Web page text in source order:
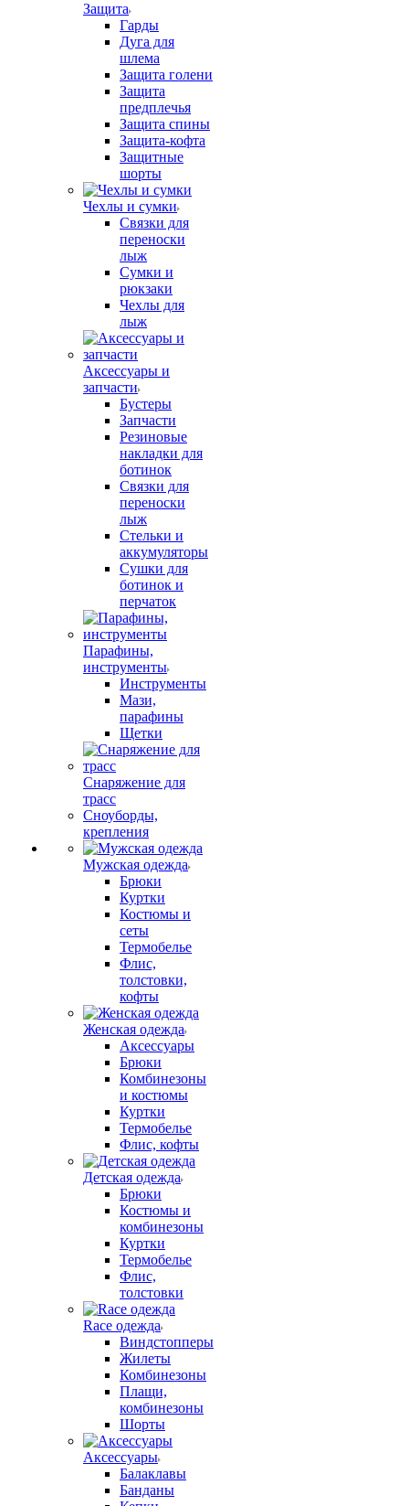
Защита
Гарды
Дуга для
шлема
Защита голени
Защита
предплечья
Защита спины
Защита-кофта
Защитные
шорты
Чехлы и сумки
Связки для
переноски
лыж
Сумки и
рюкзаки
Чехлы для
лыж
Аксессуары и
запчасти
Бустеры
Запчасти
Резиновые
накладки для
ботинок
Связки для
переноски
лыж
Стельки и
аккумуляторы
Сушки для
ботинок и
перчаток
Парафины,
инструменты
Инструменты
Мази,
парафины
Щетки
Снаряжение для
трасс
Сноуборды,
крепления
Мужская одежда
Брюки
Куртки
Костюмы и
сеты
Термобелье
Флис,
толстовки,
кофты
Женская одежда
Аксессуары
Брюки
Комбинезоны
и костюмы
Куртки
Термобелье
Флис, кофты
Детская одежда
Брюки
Костюмы и
комбинезоны
Куртки
Термобелье
Флис,
толстовки
Race одежда
Виндстопперы
Жилеты
Комбинезоны
Плащи,
комбинезоны
Шорты
Аксессуары
Балаклавы
Банданы